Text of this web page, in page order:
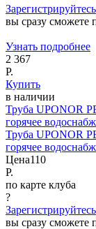
Зарегистрируйтесь
вы сразу сможете
Узнать подробнее
2 367
Р.
Купить
в наличии
Труба UPONOR
горячее
Труба UPONOR
горячее
Цена110
Р.
по карте клуба
?
Зарегистрируйтесь
вы сразу сможете